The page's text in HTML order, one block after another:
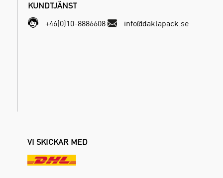
KUNDTJÄNST
+46(0)10-8886608
info@daklapack.se
VI SKICKAR MED